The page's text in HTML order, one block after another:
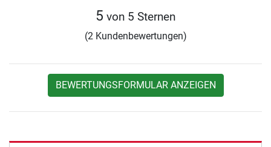
5 von 5 Sternen
(2 Kundenbewertungen)
BEWERTUNGSFORMULAR ANZEIGEN